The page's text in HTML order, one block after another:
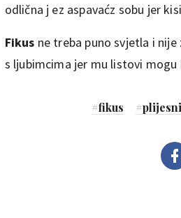
odlična j ez aspavaćz sobu jer
Fikus ne treba puno svjetla i
s ljubimcima jer mu listovi
#fikus #plijesni